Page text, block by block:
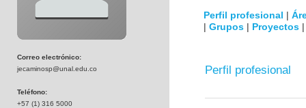
Correo electrónico:
jecaminosp@unal.edu.co
Teléfono:
+57 (1) 316 5000
Perfil profesional |
| Grupos | Proyectos
Perfil profesional